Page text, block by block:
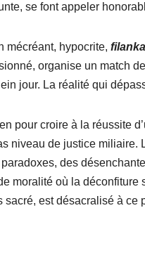
se font appeler
mécréant, hypocrite,
organise un match
jour. La réalité qui
pour croire à la réussite
niveau de justice miliaire.
des
moralité où la déconfiture
est désacralisé à ce